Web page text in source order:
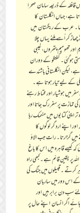
کے ذریعہ سامان صحرا
ہے، جہاں انگلستان کا
تھا۔ عرب کے ریگستان میں
کر اُسے ملنے یہاں چلا
تھومیم پتھروں، غیبی
ہوگئی۔ گفتگو کے دوران
لیکن انگلستانی باشندے
کے لیے تیار ہوتا ہے۔
میں ہوشیار اور محتاط رہنے
پر سفر رک جاتا اور
اپنی کتابوں میں منہمک رہا
اپنے ارد گر لوگوں کا
میں گزارتا۔ رات جب الاؤ
کہ کیسے قاہرہ میں اس کا باغ
پر یقین قائم ہے۔ کبھی راہ
کرتے ۔ قبیلوں میں جنگ کی
اس دور میں ساربان
سب دن برابر ہیں اور
اگر انسان اپنے حال پر